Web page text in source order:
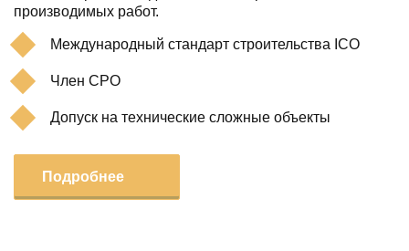
производимых работ.
Международный стандарт строительства ICO
Член СРО
Допуск на технические сложные объекты
Подробнее